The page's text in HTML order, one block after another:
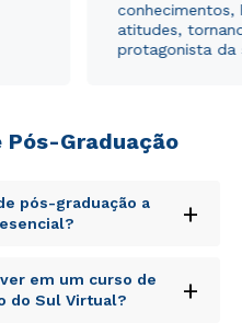
conhecimentos,
atitudes,
protagonista da
Pós-Graduação
pós-graduação a
+
iste natus error sit
laudantium,
quae ab illo inventore
em um curso de
do Sul Virtual?
+